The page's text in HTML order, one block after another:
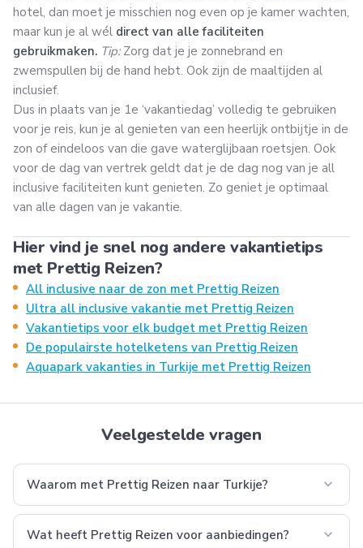
hotel, dan moet je misschien nog even op je kamer wachten,
maar kun je al wél direct van alle faciliteiten
gebruikmaken. Tip: Zorg dat je je zonnebrand en
zwemspullen bij de hand hebt. Ook zijn de maaltijden al
inclusief.
Dus in plaats van je 1e ‘vakantiedag’ volledig te gebruiken
voor je reis, kun je al genieten van een heerlijk ontbijtje in de
zon of eindeloos van die gave waterglijbaan roetsjen. Ook
voor de dag van vertrek geldt dat je de dag nog van je all
inclusive faciliteiten kunt genieten. Zo geniet je optimaal
van alle dagen van je vakantie.
Hier vind je snel nog andere vakantietips
met Prettig Reizen?
All inclusive naar de zon met Prettig Reizen
Ultra all inclusive vakantie met Prettig Reizen
Vakantietips voor elk budget met Prettig Reizen
De populairste hotelketens van Prettig Reizen
Aquapark vakanties in Turkije met Prettig Reizen
Veelgestelde vragen
Waarom met Prettig Reizen naar Turkije? expand_more
Wat heeft Prettig Reizen voor aanbiedingen? expand_more